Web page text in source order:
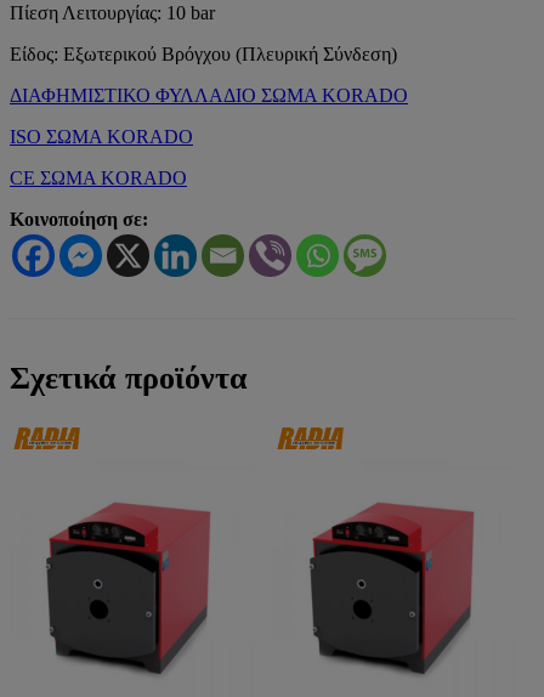
Πίεση Λειτουργίας: 10 bar
Είδος: Εξωτερικού Βρόγχου (Πλευρική Σύνδεση)
ΔΙΑΦΗΜΙΣΤΙΚΟ ΦΥΛΛΑΔΙΟ ΣΩΜΑ KORADO
ISO ΣΩΜΑ KORADO
CE ΣΩΜΑ KORADO
Κοινοποίηση σε:
Σχετικά προϊόντα